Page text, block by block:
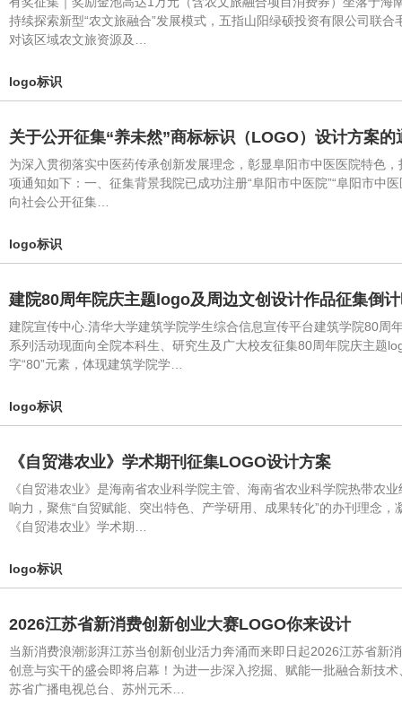
持续探索新型“农文旅融合”发展模式，五指山阳绿硕投资有限公司联
对该区域农文旅资源及…
logo标识
关于公开征集“养未然”商标标识（LOGO）设计方案的
为深入贯彻落实中医药传承创新发展理念，彰显阜阳市中医医院特色
项通知如下：一、征集背景我院已成功注册“阜阳市中医院”“阜阳市中
向社会公开征集…
logo标识
建院80周年院庆主题logo及周边文创设计作品征集倒
建院宣传中心.清华大学建筑学院学生综合信息宣传平台建筑学院80
系列活动现面向全院本科生、研究生及广大校友征集80周年院庆主题
字“80”元素，体现建筑学院学…
logo标识
《自贸港农业》学术期刊征集LOGO设计方案
《自贸港农业》是海南省农业科学院主管、海南省农业科学院热带农
响力，聚焦“自贸赋能、突出特色、产学研用、成果转化”的办刊理念
《自贸港农业》学术期…
logo标识
2026江苏省新消费创新创业大赛LOGO你来设计
当新消费浪潮澎湃江苏当创新创业活力奔涌而来即日起2026江苏省新
创意与实干的盛会即将启幕！为进一步深入挖掘、赋能一批融合新技
苏省广播电视总台、苏州元禾…